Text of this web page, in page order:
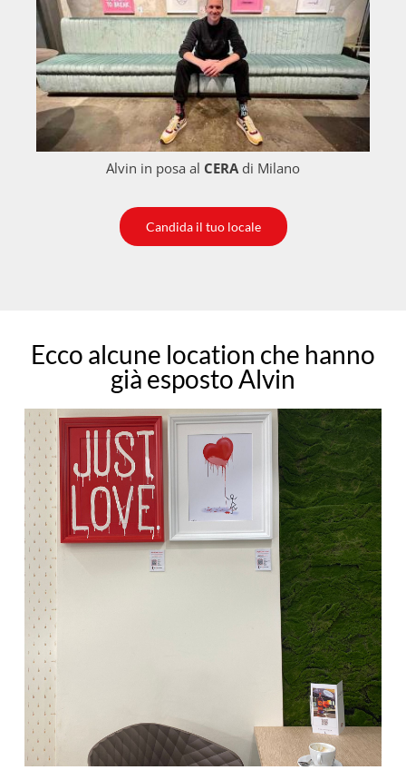
Alvin in posa al CERA di Milano
Candida il tuo locale
Ecco alcune location che hanno
già esposto Alvin